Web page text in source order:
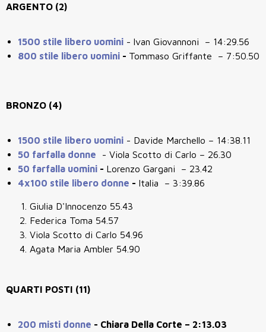
ARGENTO (2)
1500 stile libero uomini - Ivan Giovannoni – 14:29.56
800 stile libero uomini - Tommaso Griffante – 7:50.50
BRONZO (4)
1500 stile libero uomini - Davide Marchello – 14:38.11
50 farfalla donne - Viola Scotto di Carlo – 26.30
50 farfalla uomini - Lorenzo Gargani – 23.42
4x100 stile libero donne - Italia – 3:39.86
Giulia D'Innocenzo 55.43
Federica Toma 54.57
Viola Scotto di Carlo 54.96
Agata Maria Ambler 54.90
QUARTI POSTI (11)
200 misti donne - Chiara Della Corte – 2:13.03